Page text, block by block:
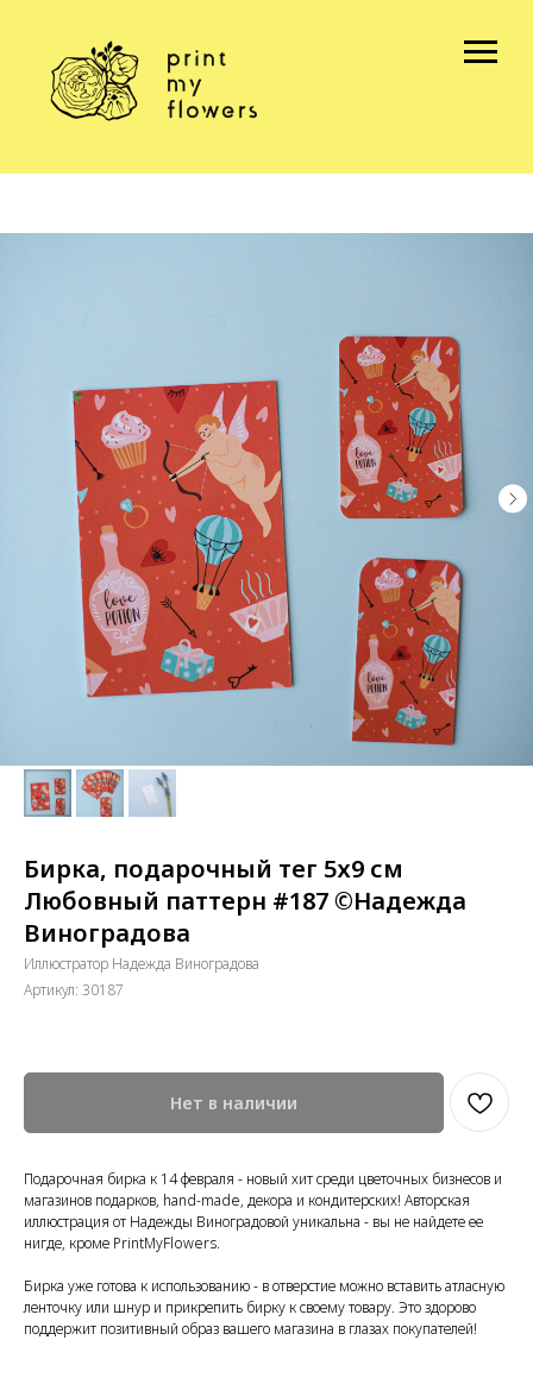
Бирка, подарочный тег 5х9 см
Любовный паттерн #187 ©Надежда
Виноградова
Иллюстратор Надежда Виноградова
Артикул: 30187
Нет в наличии
Подарочная бирка к 14 февраля - новый хит среди цветочных бизнесов и
магазинов подарков, hand-made, декора и кондитерских! Авторская
иллюстрация от Надежды Виноградовой уникальна - вы не найдете ее
нигде, кроме PrintMyFlowers.
Бирка уже готова к использованию - в отверстие можно вставить атласную
ленточку или шнур и прикрепить бирку к своему товару. Это здорово
поддержит позитивный образ вашего магазина в глазах покупателей!